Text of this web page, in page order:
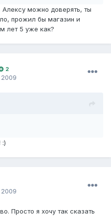
можно доверять, ты
прожил бы магазин и
лет 5 уже как?
2
Просто я хочу так сказать